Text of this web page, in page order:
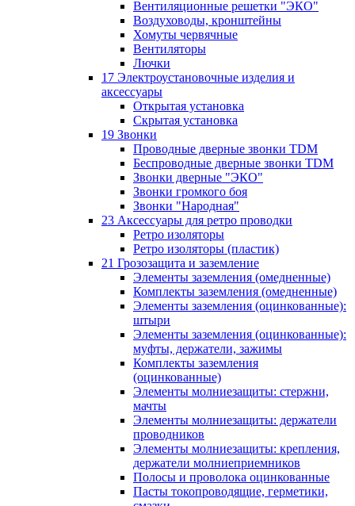
Вентиляционные решетки "ЭКО"
Воздуховоды, кронштейны
Хомуты червячные
Вентиляторы
Лючки
17 Электроустановочные изделия и
аксессуары
Открытая установка
Скрытая установка
19 Звонки
Проводные дверные звонки TDM
Беспроводные дверные звонки TDM
Звонки дверные "ЭКО"
Звонки громкого боя
Звонки "Народная"
23 Аксессуары для ретро проводки
Ретро изоляторы
Ретро изоляторы (пластик)
21 Грозозащита и заземление
Элементы заземления (омедненные)
Комплекты заземления (омедненные)
Элементы заземления (оцинкованные):
штыри
Элементы заземления (оцинкованные):
муфты, держатели, зажимы
Комплекты заземления
(оцинкованные)
Элементы молниезащиты: стержни,
мачты
Элементы молниезащиты: держатели
проводников
Элементы молниезащиты: крепления,
держатели молниеприемников
Полосы и проволока оцинкованные
Пасты токопроводящие, герметики,